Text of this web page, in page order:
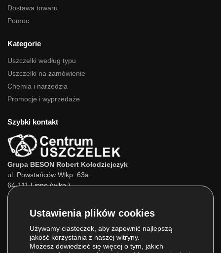
Dostawa towaru
Pomoc
Kategorie
Uszczelki według typu
Uszczelki na zamówienie
Chemia i narzedzia
Promocje i wyprzedaże
Szybki kontakt
Grupa BESON Robert Kołodziejczyk
ul. Powstańców Wlkp. 63a
64-111 Lipno (wlkp.)
693 800 022
E-mail:info@centrumuszczelek.pl
Używamy ciasteczek, aby zapewnić najlepszą
jakość korzystania z naszej witryny.
Możesz dowiedzieć się więcej o tym, jakich